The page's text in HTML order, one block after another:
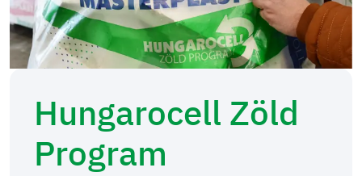
Hungarocell Zöld
Program